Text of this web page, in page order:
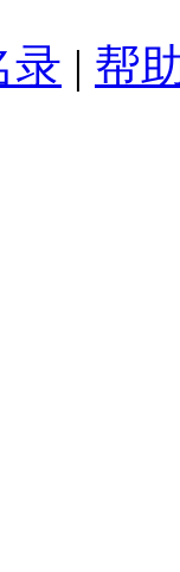
录 | 帮